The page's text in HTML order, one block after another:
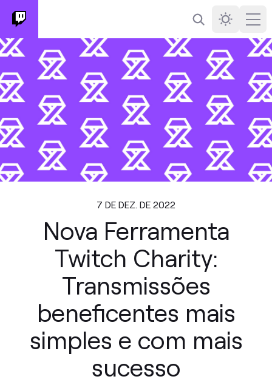
Busca
Darkmode
7 DE DEZ. DE 2022
Nova Ferramenta
Twitch Charity:
Transmissões
beneficentes mais
simples e com mais
sucesso